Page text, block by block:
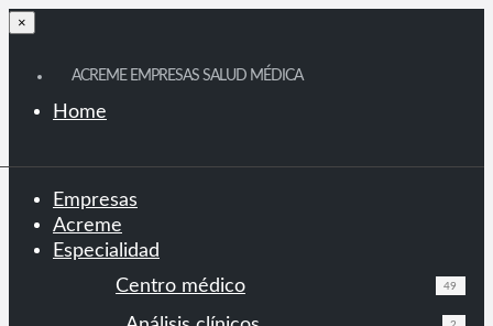
×
ACREME EMPRESAS SALUD MÉDICA
Home
Empresas
Acreme
Especialidad
Centro médico
49